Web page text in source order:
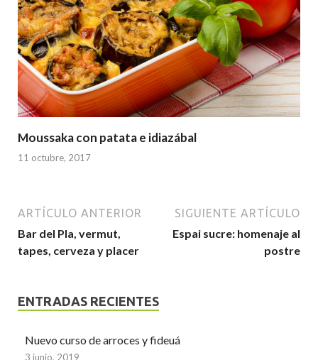
Moussaka con patata e idiazábal
11 octubre, 2017
ARTÍCULO ANTERIOR
Bar del Pla, vermut,
tapes, cerveza y placer
SIGUIENTE ARTÍCULO
Espai sucre: homenaje al
postre
ENTRADAS RECIENTES
Nuevo curso de arroces y fideuá
3 junio, 2019